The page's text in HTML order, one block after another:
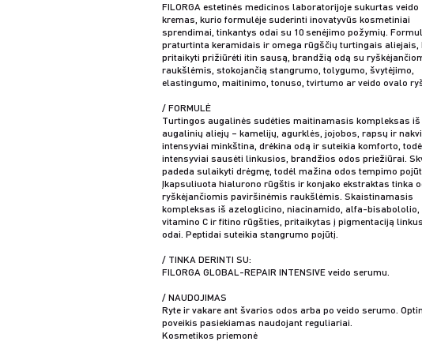
FILORGA estetinės medicinos laboratorijoje sukurtas veido
kremas, kurio formulėje suderinti inovatyvūs kosmetiniai
sprendimai, tinkantys odai su 10 senėjimo požymių.
praturtinta keramidais ir omega rūgščių turtingais aliejais,
pritaikyti prižiūrėti itin sausą, brandžią odą su
raukšlėmis, stokojančią stangrumo, tolygumo, švytėjimo,
elastingumo, maitinimo, tonuso, tvirtumo ar veido ovalo
/ FORMULĖ
Turtingos augalinės sudėties maitinamasis kompleksas iš
augalinių aliejų – kamelijų, agurklės, jojobos, rapsų ir
intensyviai minkština, drėkina odą ir suteikia komforto,
intensyviai sausėti linkusios, brandžios odos priežiūrai.
padeda sulaikyti drėgmę, todėl mažina odos tempimo
Įkapsuliuota hialurono rūgštis ir konjako ekstraktas tinka
ryškėjančiomis paviršinėmis raukšlėmis. Skaistinamasis
kompleksas iš azeloglicino, niacinamido, alfa-bisabololio,
vitamino C ir fitino rūgšties, pritaikytas į pigmentaciją
odai. Peptidai suteikia stangrumo pojūtį.
/ TINKA DERINTI SU:
FILORGA GLOBAL-REPAIR INTENSIVE veido serumu.
/ NAUDOJIMAS
Ryte ir vakare ant švarios odos arba po veido serumo.
poveikis pasiekiamas naudojant reguliariai.
Kosmetikos priemonė